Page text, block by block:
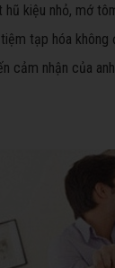
kiệu nhỏ, mớ
tạp hóa
cảm nhận của